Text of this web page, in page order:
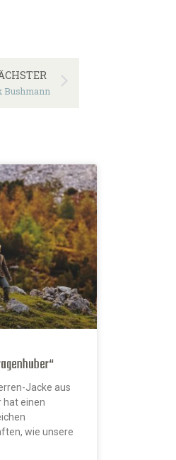
Bushmann
Jacke aus
hat einen
wie unsere